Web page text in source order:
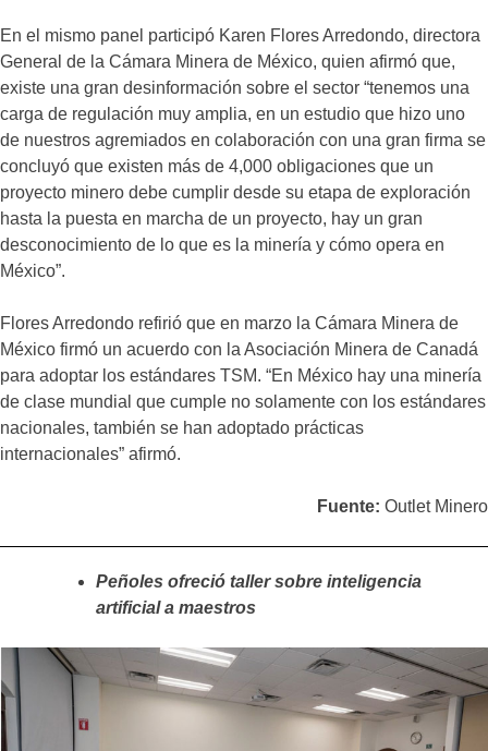
En el mismo panel participó Karen Flores Arredondo, directora
General de la Cámara Minera de México, quien afirmó que,
existe una gran desinformación sobre el sector “tenemos una
carga de regulación muy amplia, en un estudio que hizo uno
de nuestros agremiados en colaboración con una gran firma se
concluyó que existen más de 4,000 obligaciones que un
proyecto minero debe cumplir desde su etapa de exploración
hasta la puesta en marcha de un proyecto, hay un gran
desconocimiento de lo que es la minería y cómo opera en
México”.
Flores Arredondo refirió que en marzo la Cámara Minera de
México firmó un acuerdo con la Asociación Minera de Canadá
para adoptar los estándares TSM. “En México hay una minería
de clase mundial que cumple no solamente con los estándares
nacionales, también se han adoptado prácticas
internacionales” afirmó.
Fuente: Outlet Minero
Peñoles ofreció taller sobre inteligencia
artificial a maestros